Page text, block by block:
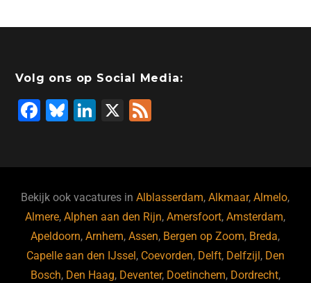
Volg ons op Social Media:
F
b
o
o
k
Bl
ky
Li
dI
n
X
Bekijk ook vacatures inAlblasserdam,Alkmaar,Almelo,
Almere,Alphen aan den Rijn,Amersfoort,Amsterdam,
Apeldoorn,Arnhem,Assen, Bergen op Zoom, Breda,
Capelle aan den IJssel , Coevorden, Delft, Delfzijl , Den
Bosch, Den Haag, Deventer, Doetinchem, Dordrecht,